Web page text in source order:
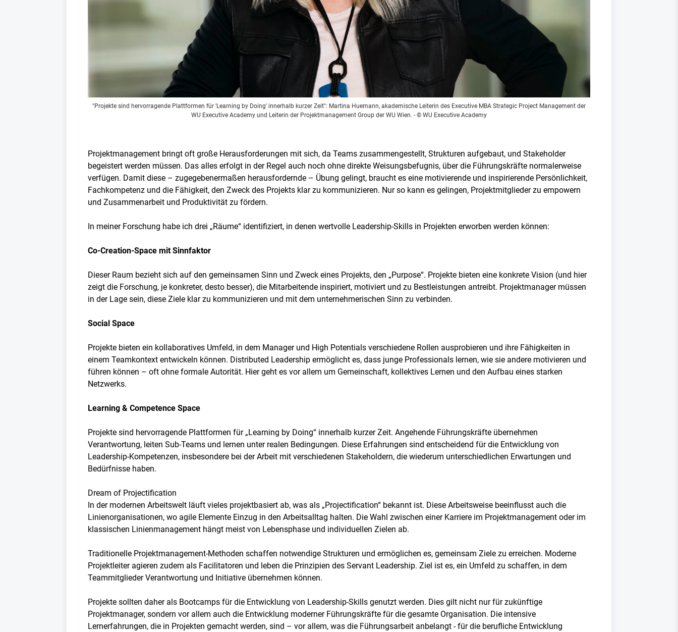
"Projekte sind hervorragende Plattformen für 'Learning by Doing' innerhalb kurzer Zeit": Martina Huemann, akademische Leiterin des Executive MBA Strategic Project Management der
WU Executive Academy und Leiterin der Projektmanagement Group der WU Wien. - © WU Executive Academy
Projektmanagement bringt oft große Herausforderungen mit sich, da Teams zusammengestellt, Strukturen aufgebaut, und Stakeholder
begeistert werden müssen. Das alles erfolgt in der Regel auch noch ohne direkte Weisungsbefugnis, über die Führungskräfte normalerweise
verfügen. Damit diese – zugegebenermaßen herausfordernde – Übung gelingt, braucht es eine motivierende und inspirierende Persönlichkeit,
Fachkompetenz und die Fähigkeit, den Zweck des Projekts klar zu kommunizieren. Nur so kann es gelingen, Projektmitglieder zu empowern
und Zusammenarbeit und Produktivität zu fördern.
In meiner Forschung habe ich drei „Räume“ identifiziert, in denen wertvolle Leadership-Skills in Projekten erworben werden können:
Co-Creation-Space mit Sinnfaktor
Dieser Raum bezieht sich auf den gemeinsamen Sinn und Zweck eines Projekts, den „Purpose“. Projekte bieten eine konkrete Vision (und hier
zeigt die Forschung, je konkreter, desto besser), die Mitarbeitende inspiriert, motiviert und zu Bestleistungen antreibt. Projektmanager müssen
in der Lage sein, diese Ziele klar zu kommunizieren und mit dem unternehmerischen Sinn zu verbinden.
Social Space
Projekte bieten ein kollaboratives Umfeld, in dem Manager und High Potentials verschiedene Rollen ausprobieren und ihre Fähigkeiten in
einem Teamkontext entwickeln können. Distributed Leadership ermöglicht es, dass junge Professionals lernen, wie sie andere motivieren und
führen können – oft ohne formale Autorität. Hier geht es vor allem um Gemeinschaft, kollektives Lernen und den Aufbau eines starken
Netzwerks.
Learning & Competence Space
Projekte sind hervorragende Plattformen für „Learning by Doing“ innerhalb kurzer Zeit. Angehende Führungskräfte übernehmen
Verantwortung, leiten Sub-Teams und lernen unter realen Bedingungen. Diese Erfahrungen sind entscheidend für die Entwicklung von
Leadership-Kompetenzen, insbesondere bei der Arbeit mit verschiedenen Stakeholdern, die wiederum unterschiedlichen Erwartungen und
Bedürfnisse haben.
Dream of Projectification
In der modernen Arbeitswelt läuft vieles projektbasiert ab, was als „Projectification“ bekannt ist. Diese Arbeitsweise beeinflusst auch die
Linienorganisationen, wo agile Elemente Einzug in den Arbeitsalltag halten. Die Wahl zwischen einer Karriere im Projektmanagement oder im
klassischen Linienmanagement hängt meist von Lebensphase und individuellen Zielen ab.
Traditionelle Projektmanagement-Methoden schaffen notwendige Strukturen und ermöglichen es, gemeinsam Ziele zu erreichen. Moderne
Projektleiter agieren zudem als Facilitatoren und leben die Prinzipien des Servant Leadership. Ziel ist es, ein Umfeld zu schaffen, in dem
Teammitglieder Verantwortung und Initiative übernehmen können.
Projekte sollten daher als Bootcamps für die Entwicklung von Leadership-Skills genutzt werden. Dies gilt nicht nur für zukünftige
Projektmanager, sondern vor allem auch die Entwicklung moderner Führungskräfte für die gesamte Organisation. Die intensive
Lernerfahrungen, die in Projekten gemacht werden, sind – vor allem, was die Führungsarbeit anbelangt - für die berufliche Entwicklung